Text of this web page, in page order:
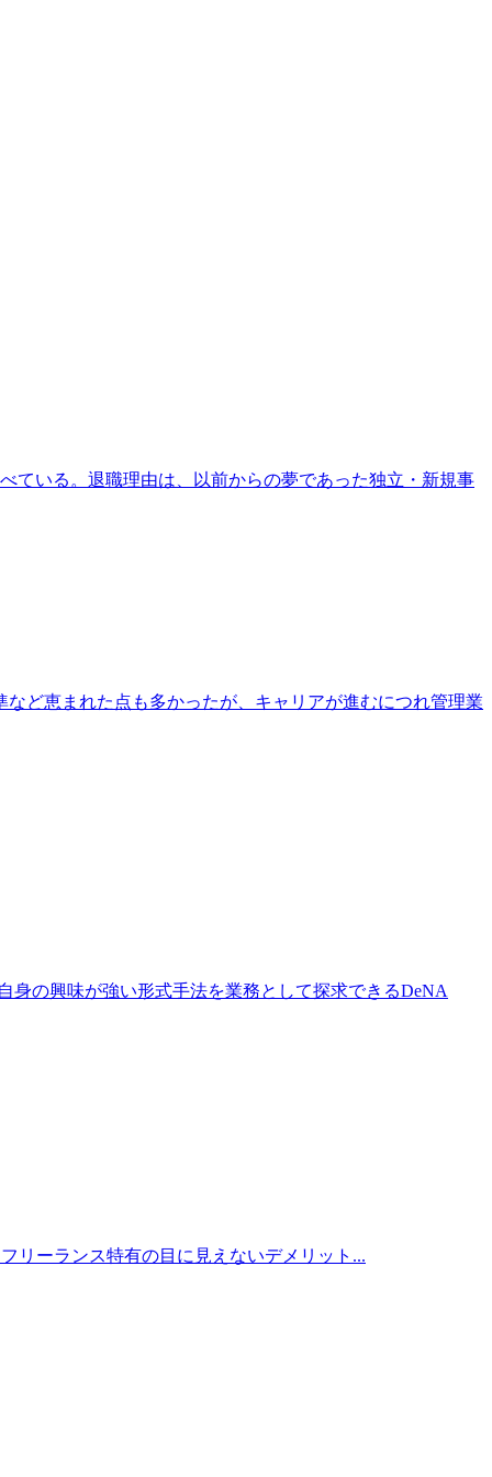
ている。退職理由は、以前からの夢であった独立・新規事
ど恵まれた点も多かったが、キャリアが進むにつれ管理業
身の興味が強い形式手法を業務として探求できるDeNA
リーランス特有の目に見えないデメリット...